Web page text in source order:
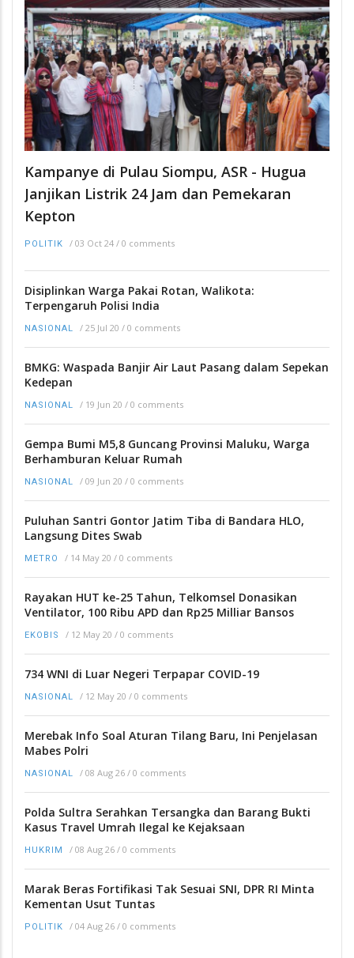
Kampanye di Pulau Siompu, ASR - Hugua
Janjikan Listrik 24 Jam dan Pemekaran
Kepton
POLITIK / 03 Oct 24 / 0 comments
Disiplinkan Warga Pakai Rotan, Walikota:
Terpengaruh Polisi India
NASIONAL / 25 Jul 20 / 0 comments
BMKG: Waspada Banjir Air Laut Pasang dalam Sepekan
Kedepan
NASIONAL / 19 Jun 20 / 0 comments
Gempa Bumi M5,8 Guncang Provinsi Maluku, Warga
Berhamburan Keluar Rumah
NASIONAL / 09 Jun 20 / 0 comments
Puluhan Santri Gontor Jatim Tiba di Bandara HLO,
Langsung Dites Swab
METRO / 14 May 20 / 0 comments
Rayakan HUT ke-25 Tahun, Telkomsel Donasikan
Ventilator, 100 Ribu APD dan Rp25 Milliar Bansos
EKOBIS / 12 May 20 / 0 comments
734 WNI di Luar Negeri Terpapar COVID-19
NASIONAL / 12 May 20 / 0 comments
Merebak Info Soal Aturan Tilang Baru, Ini Penjelasan
Mabes Polri
NASIONAL / 08 Aug 26 / 0 comments
Polda Sultra Serahkan Tersangka dan Barang Bukti
Kasus Travel Umrah Ilegal ke Kejaksaan
HUKRIM / 08 Aug 26 / 0 comments
Marak Beras Fortifikasi Tak Sesuai SNI, DPR RI Minta
Kementan Usut Tuntas
POLITIK / 04 Aug 26 / 0 comments